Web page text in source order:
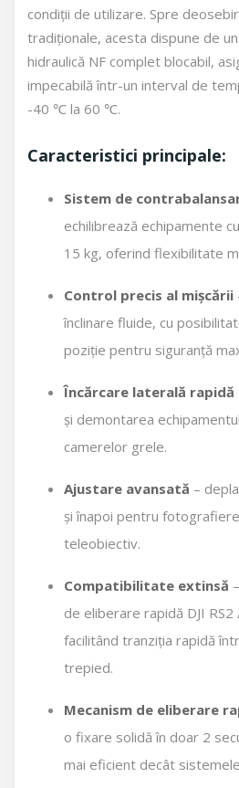
condiții de utilizare. Spre
tradiționale, acesta dispune de
hidraulică NF complet blocabil,
impecabilă într-un interval de
-40 ℃ la 60 ℃.
Caracteristici principale:
Sistem de
echilibrează echipamente
15 kg, oferind flexibilitate
Control precis al mișcării
înclinare fluide, cu
poziție pentru siguranță
Încărcare laterală rapidă
și demontarea
camerelor grele.
Ajustare avansată –
și înapoi pentru
teleobiectiv.
Compatibilitate extinsă
de eliberare rapidă DJI RS2
facilitând tranziția rapidă
trepied.
Mecanism de eliberare
o fixare solidă în doar 2
mai eficient decât